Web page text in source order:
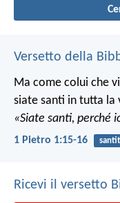
Versetto della
Ma come colui che
siate santi in tutta la
«Siate santi, perché
1 Pietro 1:15-16
Ricevi il versetto